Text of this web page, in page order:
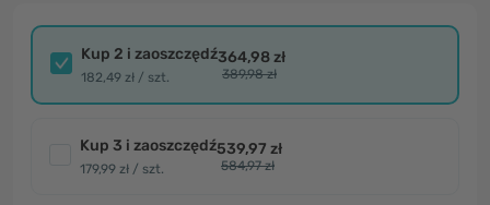
Kup 2 i zaoszczędź
182,49 zł / szt.
364,98 zł
389,98 zł
Kup 3 i zaoszczędź
179,99 zł / szt.
539,97 zł
584,97 zł